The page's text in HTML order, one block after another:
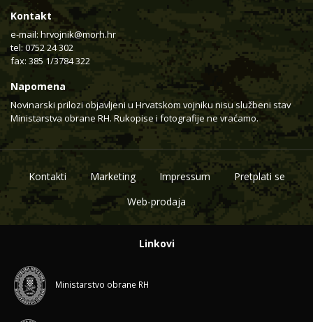
Kontakt
e-mail: hrvojnik@morh.hr
tel: 0752 24 302
fax: 385 1/3784 322
Napomena
Novinarski prilozi objavljeni u Hrvatskom vojniku nisu službeni stav
Ministarstva obrane RH. Rukopise i fotografije ne vraćamo.
Kontakti Marketing Impressum
Pretplati se
Web-prodaja
Linkovi
Ministarstvo obrane RH